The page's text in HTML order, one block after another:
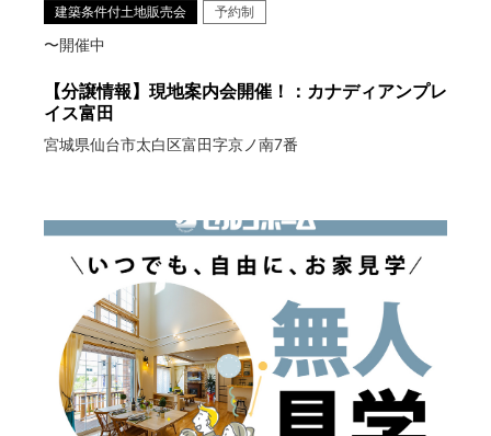
建築条件付土地販売会 予約制
〜開催中
【分譲情報】現地案内会開催！：カナディアンプレ
イス富田
宮城県仙台市太白区富田字京ノ南7番